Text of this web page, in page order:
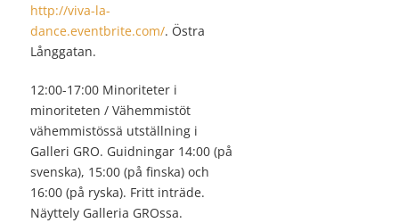
http://viva-la-
dance.eventbrite.com/. Östra
Långgatan.
12:00-17:00 Minoriteter i
minoriteten / Vähemmistöt
vähemmistössä utställning i
Galleri GRO. Guidningar 14:00 (på
svenska), 15:00 (på finska) och
16:00 (på ryska). Fritt inträde.
Näyttely Galleria GROssa.